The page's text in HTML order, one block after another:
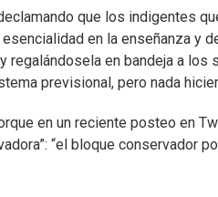
que los indigentes
en la enseñanza y
regalándosela en bandeja a
previsional, pero nada
en un reciente posteo en
“el bloque conservador